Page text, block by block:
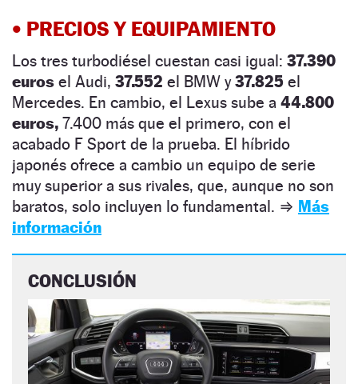
• PRECIOS Y EQUIPAMIENTO
Los tres turbodiésel cuestan casi igual: 37.390
euros el Audi, 37.552 el BMW y37.825 el
Mercedes. En cambio, el Lexus sube a 44.800
euros, 7.400 más que el primero, con el
acabado F Sport de la prueba. El híbrido
japonés ofrece a cambio un equipo de serie
muy superior a sus rivales, que, aunque no son
baratos, solo incluyen lo fundamental. ⇒ Más
información
CONCLUSIÓN